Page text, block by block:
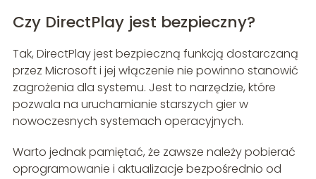
Czy DirectPlay jest bezpieczny?
Tak, DirectPlay jest bezpieczną funkcją dostarczaną
przez Microsoft i jej włączenie nie powinno stanowić
zagrożenia dla systemu. Jest to narzędzie, które
pozwala na uruchamianie starszych gier w
nowoczesnych systemach operacyjnych.
Warto jednak pamiętać, że zawsze należy pobierać
oprogramowanie i aktualizacje bezpośrednio od